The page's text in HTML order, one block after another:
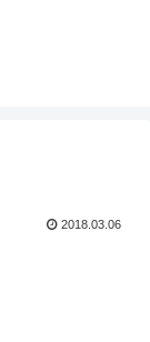
2018.03.06